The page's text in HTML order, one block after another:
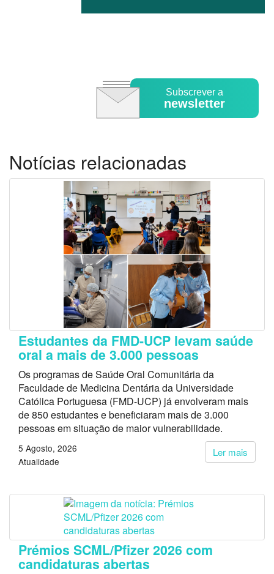
Subscrever a
newsletter
Notícias relacionadas
Estudantes da FMD-UCP levam saúde
oral a mais de 3.000 pessoas
Os programas de Saúde Oral Comunitária da
Faculdade de Medicina Dentária da Universidade
Católica Portuguesa (FMD-UCP) já envolveram mais
de 850 estudantes e beneficiaram mais de 3.000
pessoas em situação de maior vulnerabilidade.
Ler mais
5 Agosto, 2026
Atualidade
Prémios SCML/Pfizer 2026 com
candidaturas abertas